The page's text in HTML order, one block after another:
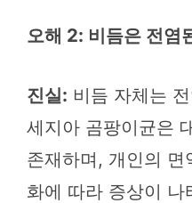
오해 2: 비듬은 전염
진실: 비듬 자체는
세지아 곰팡이균은
존재하며, 개인의 면
화에 따라 증상이 나